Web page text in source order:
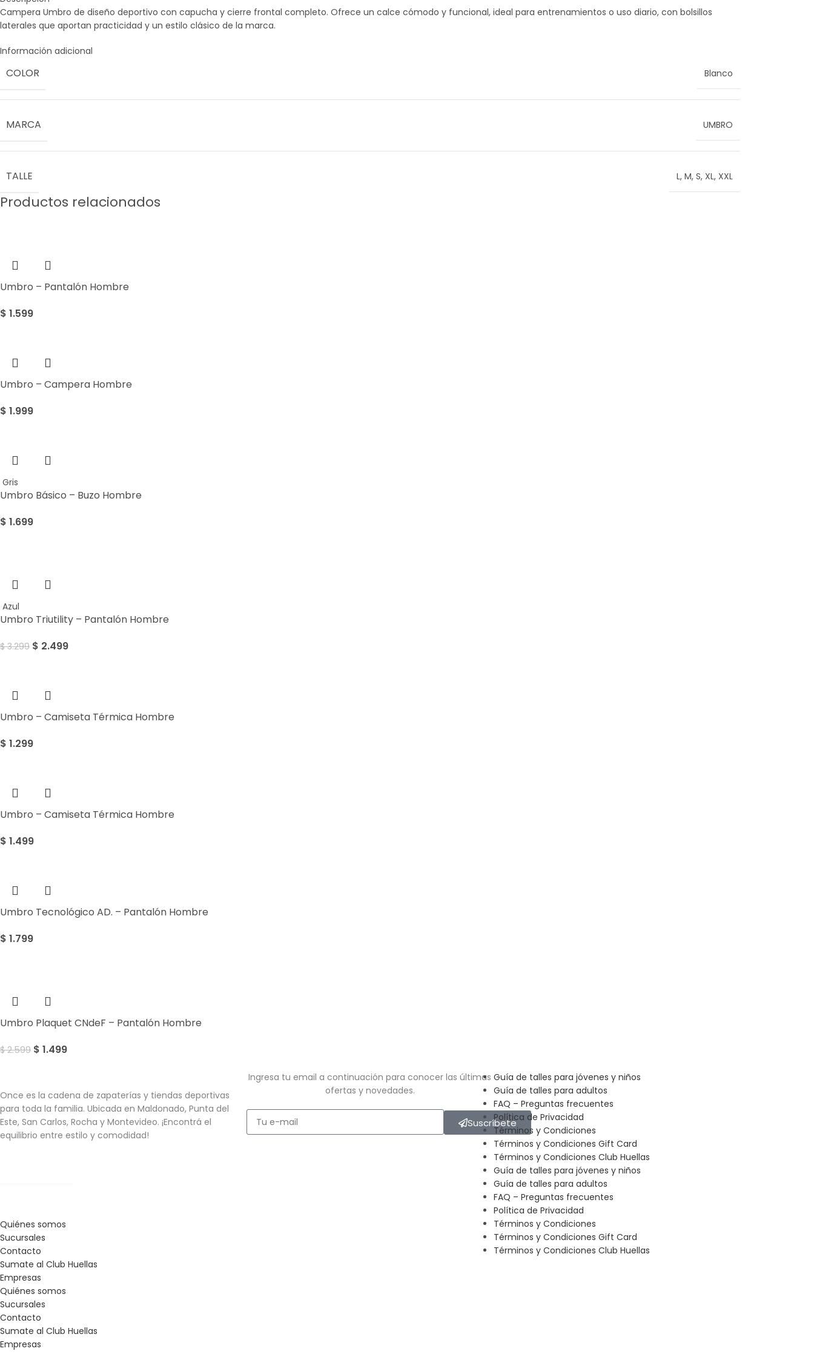
Campera Umbro de diseño deportivo con capucha y cierre frontal completo. Ofrece un calce cómodo y funcional, ideal para entrenamientos o uso diario, con bolsillos
laterales que aportan practicidad y un estilo clásico de la marca.
Información adicional
COLOR Blanco
MARCA UMBRO
TALLE L, M, S, XL, XXL
Productos relacionados
Umbro – Pantalón Hombre
$ 1.599
Umbro – Campera Hombre
$ 1.999
Gris
Umbro Básico – Buzo Hombre
$ 1.699
Azul
Umbro Triutility – Pantalón Hombre
$3.299 $ 2.499
Umbro – Camiseta Térmica Hombre
$ 1.299
Umbro – Camiseta Térmica Hombre
$ 1.499
Umbro Tecnológico AD. – Pantalón Hombre
$ 1.799
Umbro Plaquet CNdeF – Pantalón Hombre
$2.599 $ 1.499
Once es la cadena de zapaterías y tiendas deportivas
para toda la familia. Ubicada en Maldonado, Punta del
Este, San Carlos, Rocha y Montevideo. ¡Encontrá el
equilibrio entre estilo y comodidad!
Quiénes somos
Sucursales
Contacto
Sumate al Club Huellas
Empresas
Quiénes somos
Sucursales
Contacto
Sumate al Club Huellas
Empresas
Ingresa tu email a continuación para conocer las últimas
ofertas y novedades.
Suscríbete
Guía de talles para jóvenes y niños
Guía de talles para adultos
FAQ – Preguntas frecuentes
Política de Privacidad
Términos y Condiciones
Términos y Condiciones Gift Card
Términos y Condiciones Club Huellas
Guía de talles para jóvenes y niños
Guía de talles para adultos
FAQ – Preguntas frecuentes
Política de Privacidad
Términos y Condiciones
Términos y Condiciones Gift Card
Términos y Condiciones Club Huellas